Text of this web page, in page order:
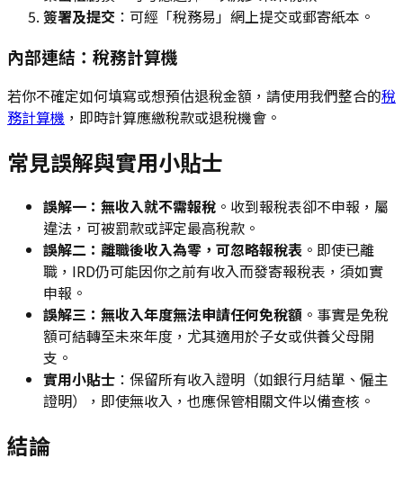
簽署及提交 ：可經「稅務易」網上提交或郵寄紙本。
內部連結：稅務計算機
若你不確定如何填寫或想預估退稅金額，請使用我們整合的稅
務計算機 ，即時計算應繳稅款或退稅機會。
常見誤解與實用小貼士
誤解一：無收入就不需報稅 。收到報稅表卻不申報，屬
違法，可被罰款或評定最高稅款。
誤解二：離職後收入為零，可忽略報稅表 。即使已離
職，IRD仍可能因你之前有收入而發寄報稅表，須如實
申報。
誤解三：無收入年度無法申請任何免稅額 。事實是免稅
額可結轉至未來年度，尤其適用於子女或供養父母開
支。
實用小貼士 ：保留所有收入證明（如銀行月結單、僱主
證明），即使無收入，也應保管相關文件以備查核。
結論